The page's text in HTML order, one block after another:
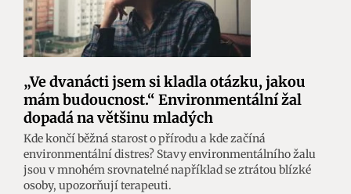
„Ve dvanácti jsem si kladla otázku, jakou
mám budoucnost.“ Environmentální žal
dopadá na většinu mladých
Kde končí běžná starost o přírodu a kde začíná
environmentální distres? Stavy environmentálního žalu
jsou v mnohém srovnatelné například se ztrátou blízké
osoby, upozorňují terapeuti.